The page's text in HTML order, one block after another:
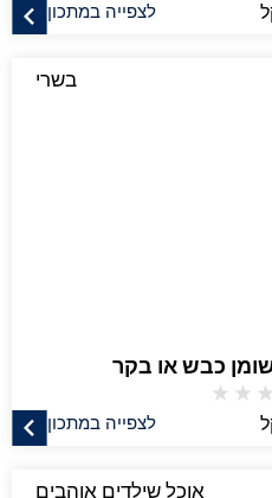
לצפייה במתכון
בשרי
כבש או בקר
★
★
★
לצפייה במתכון
אוכל שילדים אוהבים